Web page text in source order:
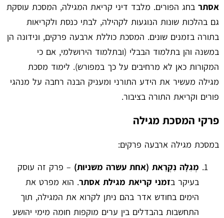
אסתר בחג הפורים. מלבד דיני קריאת המגילה, המסכת עוסקת
גם בהלכות שונות הנוגעות לקהילה, לבתי כנסת ולקריאות
בתורה בזמנים שונים. המסכת כוללת ארבעה פרקים, ונידונה הן
במשנה והן בתלמוד הבבלי (ובתלמוד הירושלמי, אם כי
המקורות כאן לא מרחיבים על כך במפורש). לימוד מסכת
מגילה מעשיר את הידע התורני ומעניק הבנה רחבה על מנהגי
פורים וקריאת התורה בציבור.
פרקי המסכת מגילה
במסכת מגילה ארבעה פרקים:
מְגִלָּה נִקְרֵאת (אחת עשרה משניות) – פרק זה עוסק
בעיקר בזמני קריאת מגילת אסתר. הוא מפרט את
הימים בחודש אדר בהם ניתן לקרוא את המגילה, תוך
התחשבות בהבדלים בין ערים מוקפות חומה מימי יהושע